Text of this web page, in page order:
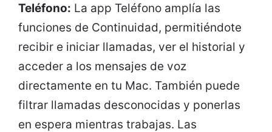
Teléfono: La app Teléfono amplía las
funciones de Continuidad, permitiéndote
recibir e iniciar llamadas, ver el historial y
acceder a los mensajes de voz
directamente en tu Mac. También puede
filtrar llamadas desconocidas y ponerlas
en espera mientras trabajas. Las